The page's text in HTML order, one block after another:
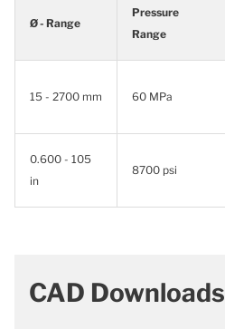
Ø - Range
Pressure
Range
15 - 2700 mm 60 MPa
0.600 - 105
in
8700 psi
CAD Downloads